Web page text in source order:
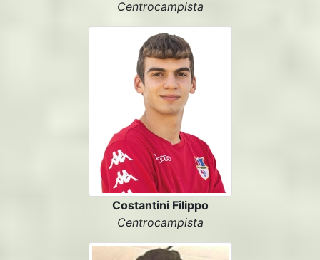
Centrocampista
Costantini Filippo
Centrocampista